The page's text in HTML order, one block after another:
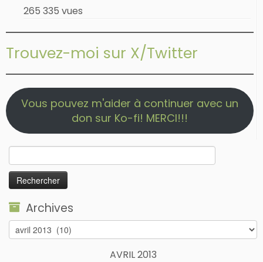
265 335 vues
Trouvez-moi sur X/Twitter
Vous pouvez m'aider à continuer avec un
don sur Ko-fi! MERCI!!!
Rechercher :
Archives
Archives
AVRIL 2013